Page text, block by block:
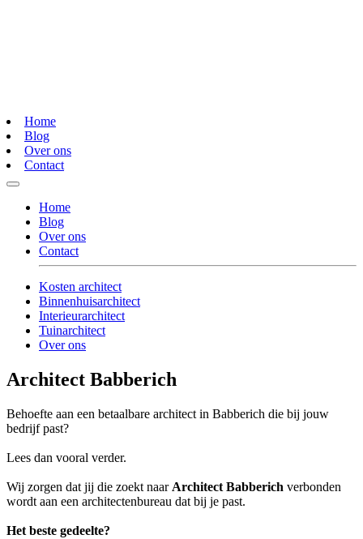
Home
Blog
Over ons
Contact
Home
Blog
Over ons
Contact
Kosten architect
Binnenhuisarchitect
Interieurarchitect
Tuinarchitect
Over ons
Architect Babberich
Behoefte aan een betaalbare architect in Babberich die bij jouw
bedrijf past?
Lees dan vooral verder.
Wij zorgen dat jij die zoekt naar Architect Babberich verbonden
wordt aan een architectenbureau dat bij je past.
Het beste gedeelte?